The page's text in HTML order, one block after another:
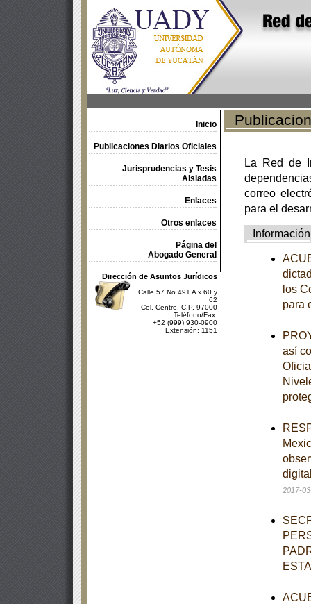
Inicio
Publicaciones Diarios Oficiales
Jurisprudencias y Tesis
Aisladas
Enlaces
Otros enlaces
Página del
Abogado General
Dirección de Asuntos Jurídicos
Calle 57 No 491 A x 60 y
62
Col. Centro, C.P. 97000
Teléfono/Fax:
+52 (999) 930-0900
Extensión: 1151
La Red de
correo
para el
Información
los
para
así
2017-